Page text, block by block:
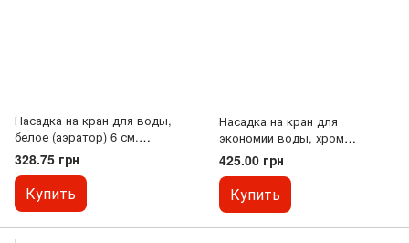
Насадка на кран для воды,
белое (аэратор) 6 см.
TESCOMA
328.75 грн
Купить
Насадка на кран для
экономии воды, хром
(аэратор) 6 см. TESCOMA
425.00 грн
Купить